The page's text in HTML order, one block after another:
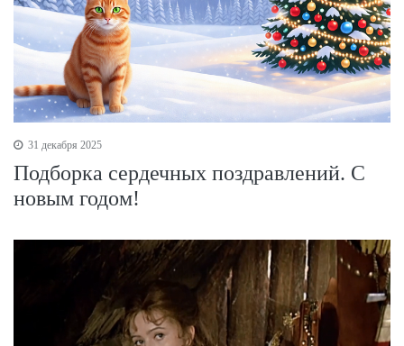
31 декабря 2025
Подборка сердечных поздравлений. С
новым годом!